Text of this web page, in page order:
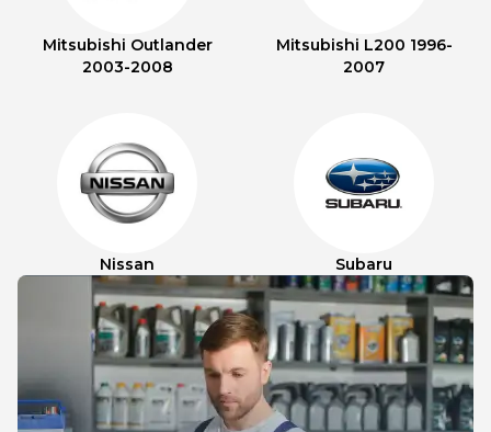
Mitsubishi Outlander
2003-2008
Mitsubishi L200 1996-
2007
Nissan Subaru